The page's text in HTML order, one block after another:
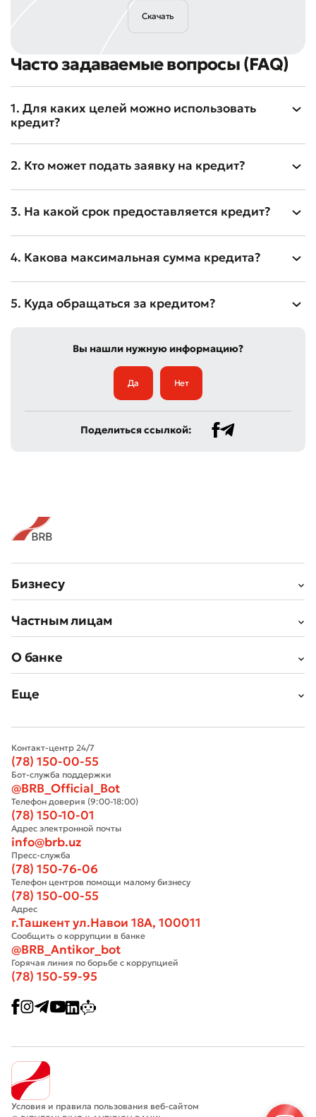
Скачать
Часто задаваемые вопросы (FAQ)
1. Для каких целей можно использовать
кредит?
2. Кто может подать заявку на кредит?
3. На какой срок предоставляется кредит?
4. Какова максимальная сумма кредита?
5. Куда обращаться за кредитом?
Вы нашли нужную информацию?
Да Нет
Поделиться ссылкой:
Бизнесу
Частным лицам
О банке
Еще
Контакт-центр 24/7
(78) 150-00-55
Бот-служба поддержки
@BRB_Official_Bot
Телефон доверия (9:00-18:00)
(78) 150-10-01
Адрес электронной почты
info@brb.uz
Пресс-служба
(78) 150-76-06
Телефон центров помощи малому бизнесу
(78) 150-00-55
Адрес
г.Ташкент ул.Навои 18А, 100011
Сообщить о коррупции в банке
@BRB_Antikor_bot
Горячая линия по борьбе с коррупцией
(78) 150-59-95
Условия и правила пользования веб-сайтом